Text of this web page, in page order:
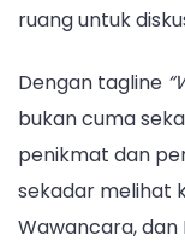
ruang untuk
Dengan tagline
bukan cuma
penikmat dan
sekadar melihat
Wawancara, dan